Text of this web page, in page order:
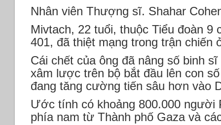
Nhân viên Thượng sĩ. Shahar
Mivtach, 22 tuổi, thuộc Tiểu đoàn 9
401, đã thiệt mạng trong trận chiến
Cái chết của ông đã nâng số binh
xâm lược trên bộ bắt đầu lên con
đang tăng cường tiến sâu hơn vào
Ước tính có khoảng 800.000 người
phía nam từ Thành phố Gaza và